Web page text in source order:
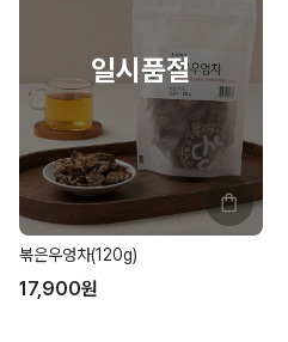
볶은우엉차(120g)
17,900원